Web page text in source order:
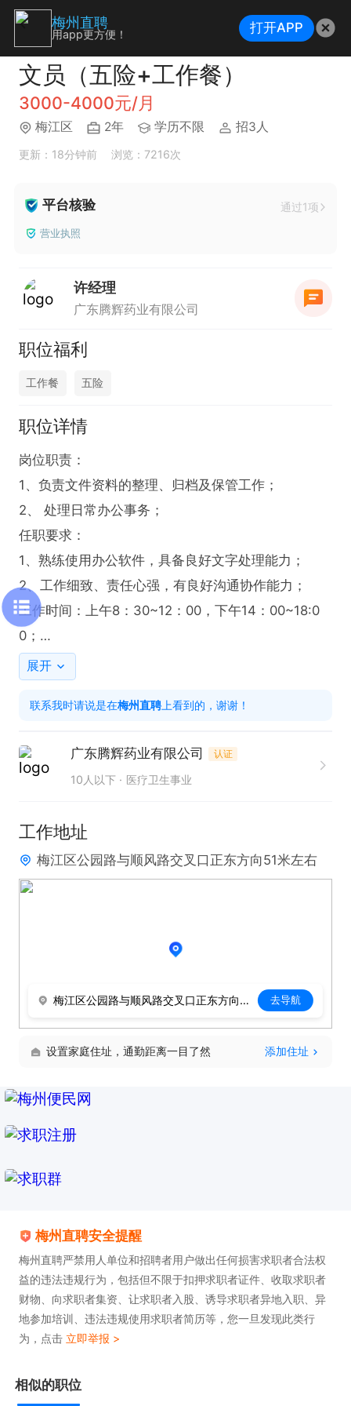
文员（五险+工作餐）
3000-4000元/月
梅江区 2年 学历不限 招3人
更新：18分钟前 浏览：7216次
平台核验 通过1项
营业执照
许经理
广东腾辉药业有限公司
职位福利
工作餐 五险
职位详情
岗位职责：
1、负责文件资料的整理、归档及保管工作；
2、 处理日常办公事务；
任职要求：
1、熟练使用办公软件，具备良好文字处理能力；
2、工作细致、责任心强，有良好沟通协作能力；
工作时间：上午8：30~12：00，下午14：00~18:0
0；
福利待遇：有五险，包午餐；
聘】看见的哦~
展开
联系我时请说是在梅州直聘 上看到的，谢谢！
广东腾辉药业有限公司 认证
10人以下 医疗卫生事业
工作地址
梅江区公园路与顺风路交叉口正东方向51米左右
梅江区公园路与顺风路交叉口正东方向51米左右 去导航
设置家庭住址，通勤距离一目了然 添加住址
梅州直聘安全提醒
梅州直聘严禁用人单位和招聘者用户做出任何损害求职者合法权
益的违法违规行为，包括但不限于扣押求职者证件、收取求职者
财物、向求职者集资、让求职者入股、诱导求职者异地入职、异
地参加培训、违法违规使用求职者简历等，您一旦发现此类行
为，点击 立即举报 >
相似的职位
梅州直聘
用app更方便！ 打开APP